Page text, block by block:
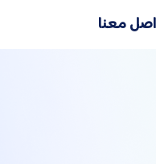
معنا